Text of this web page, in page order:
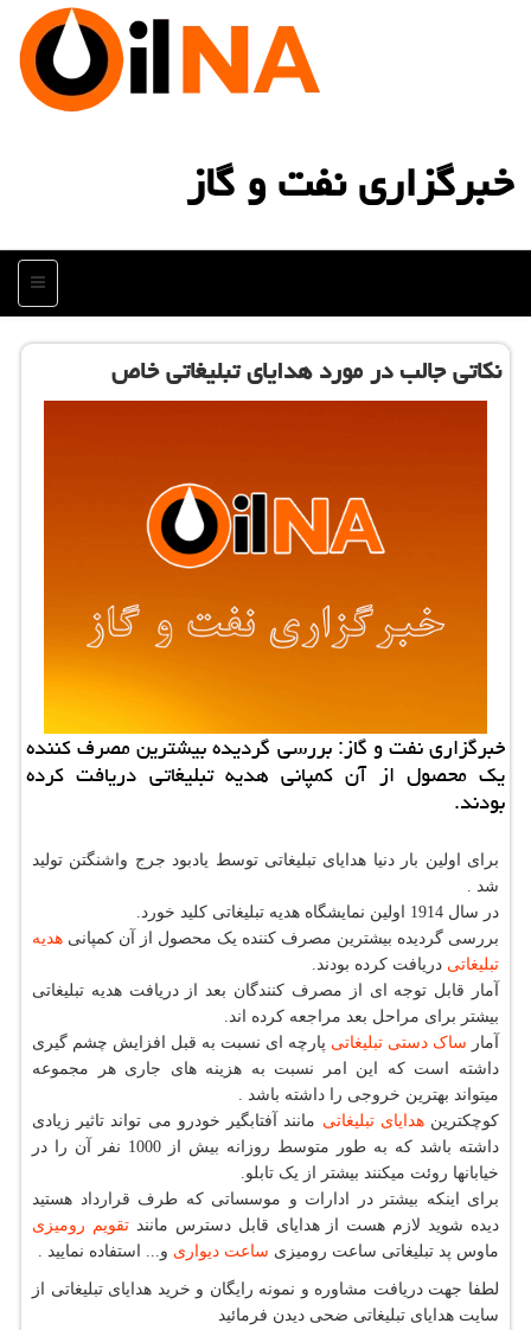
خبرگزاری نفت و گاز
منو
نكاتی جالب در مورد هدایای تبلیغاتی خاص
خبرگزاری نفت و گاز: بررسی گردیده بیشترین مصرف كننده
یك محصول از آن كمپانی هدیه تبلیغاتی دریافت كرده
بودند.
برای اولین بار دنیا هدایای تبلیغاتی توسط یادبود جرج واشنگتن تولید
شد .
در سال 1914 اولین نمایشگاه هدیه تبلیغاتی کلید خورد.
بررسی گردیده بیشترین مصرف کننده یک محصول از آن کمپانی هدیه
تبلیغاتی دریافت کرده بودند.
آمار قابل توجه ای از مصرف کنندگان بعد از دریافت هدیه تبلیغاتی
بیشتر برای مراحل بعد مراجعه کرده اند.
آمار ساک دستی تبلیغاتی پارچه ای نسبت به قبل افزایش چشم گیری
داشته است که این امر نسبت به هزینه های جاری هر مجموعه
میتواند بهترین خروجی را داشته باشد .
کوچکترینهدایای تبلیغاتی مانند آفتابگیر خودرو می تواند تاثیر زیادی
داشته باشد که به طور متوسط روزانه بیش از 1000 نفر آن را در
خیابانها روئت میکنند بیشتر از یک تابلو.
برای اینکه بیشتر در ادارات و موسساتی که طرف قرارداد هستید
دیده شوید لازم هست از هدایای قابل دسترس مانندتقویم رومیزی
ماوس پد تبلیغاتی ساعت رومیزی ساعت دیواری و... استفاده نمایید .
لطفا جهت دریافت مشاوره و نمونه رایگان و خرید هدایای تبلیغاتی از
سایت هدایای تبلیغاتی ضحی دیدن فرمائید